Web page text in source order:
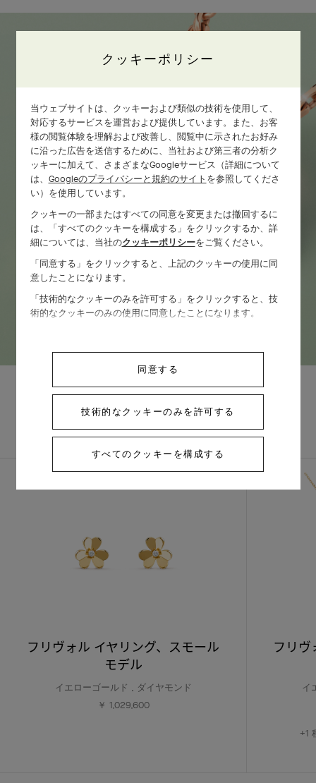
ト
他の作品を探す
フリヴォル イヤリング、スモール
モデル
イエローゴールド , ダイヤモンド
￥ 1,029,600
フリヴ
イ
+1
クッキーポリシー
当ウェブサイトは、クッキーおよび類似の技術を使用して、
対応するサービスを運営および提供しています。また、お客
様の閲覧体験を理解および改善し、閲覧中に示されたお好み
に沿った広告を送信するために、当社および第三者の分析ク
ッキーに加えて、さまざまなGoogleサービス（詳細について
は、 Googleのプライバシーと規約のサイト を参照してくださ
い）を使用しています。
クッキーの一部またはすべての同意を変更または撤回するに
は、「すべてのクッキーを構成する」をクリックするか、詳
細については、当社のクッキーポリシーをご覧ください。
「同意する」をクリックすると、上記のクッキーの使用に同
意したことになります。
「技術的なクッキーのみを許可する」をクリックすると、技
術的なクッキーのみの使用に同意したことになります。
同意する
技術的なクッキーのみを許可する
すべてのクッキーを構成する